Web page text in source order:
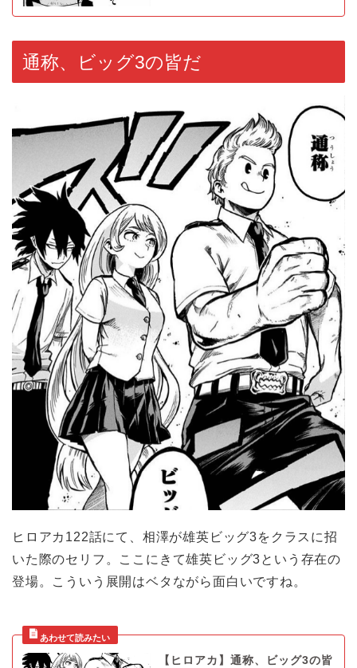
通称、ビッグ3の皆だ
ヒロアカ122話にて、相澤が雄英ビッグ3をクラスに招
いた際のセリフ。ここにきて雄英ビッグ3という存在の
登場。こういう展開はベタながら面白いですね。
【ヒロアカ】通称、ビッグ3の皆